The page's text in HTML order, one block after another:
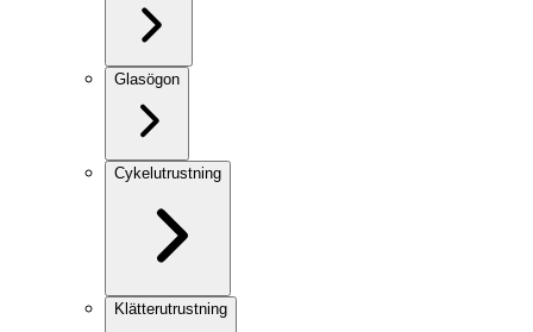
Glasögon
Cykelutrustning
Klätterutrustning